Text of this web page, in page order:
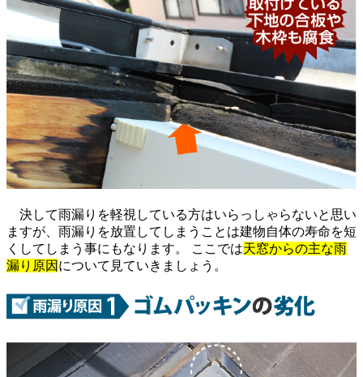
決して雨漏りを軽視している方はいらっしゃらないと思い
ますが、雨漏りを放置してしまうことは建物自体の寿命を短
くしてしまう事にもなります。 ここでは天窓からの主な雨
漏り原因 について見ていきましょう。